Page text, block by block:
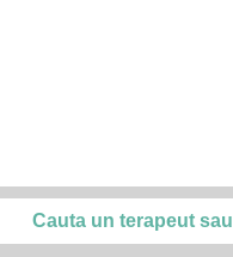
Cauta un terapeut sau